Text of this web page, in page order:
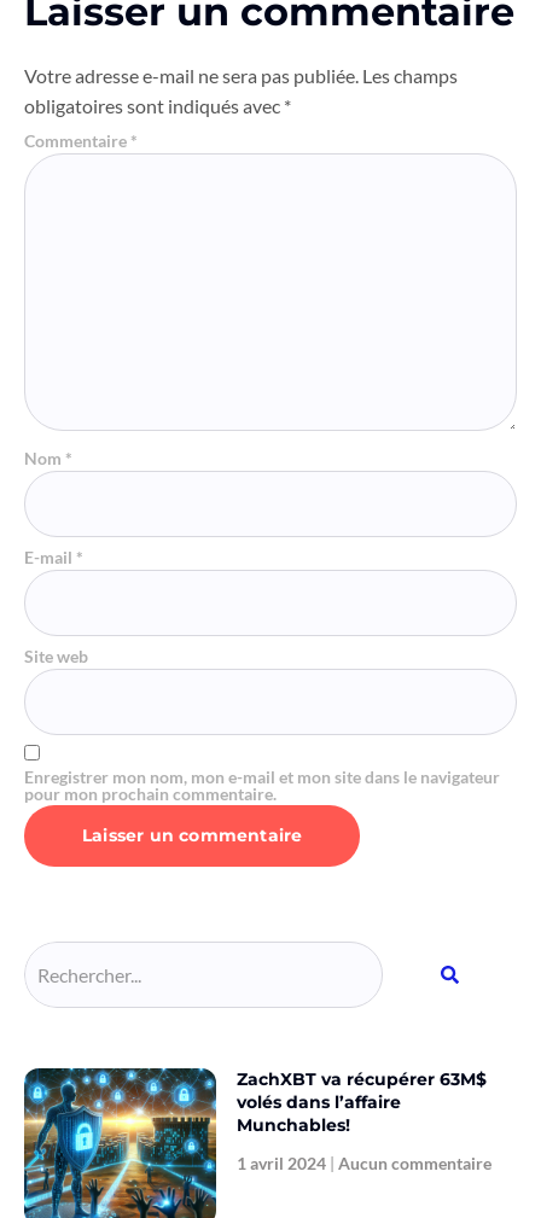
Laisser un commentaire
Votre adresse e-mail ne sera pas publiée. Les champs
obligatoires sont indiqués avec *
Commentaire *
Nom *
E-mail *
Site web
Enregistrer mon nom, mon e-mail et mon site dans le navigateur
pour mon prochain commentaire.
ZachXBT va récupérer 63M$
volés dans l’affaire
Munchables!
1 avril 2024 Aucun commentaire